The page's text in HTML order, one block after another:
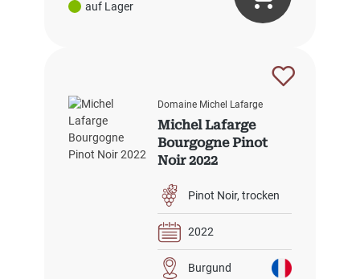
auf Lager
Domaine Michel Lafarge
Michel Lafarge
Bourgogne Pinot
Noir 2022
Pinot Noir trocken
2022
Burgund